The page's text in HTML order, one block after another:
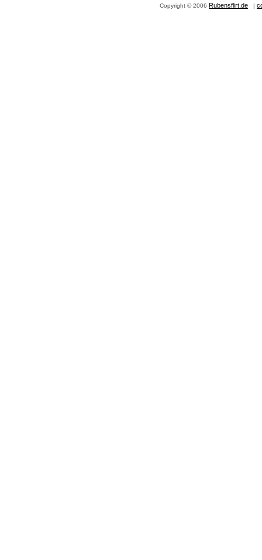
Copyright © 2006 Rubensflirt.de |